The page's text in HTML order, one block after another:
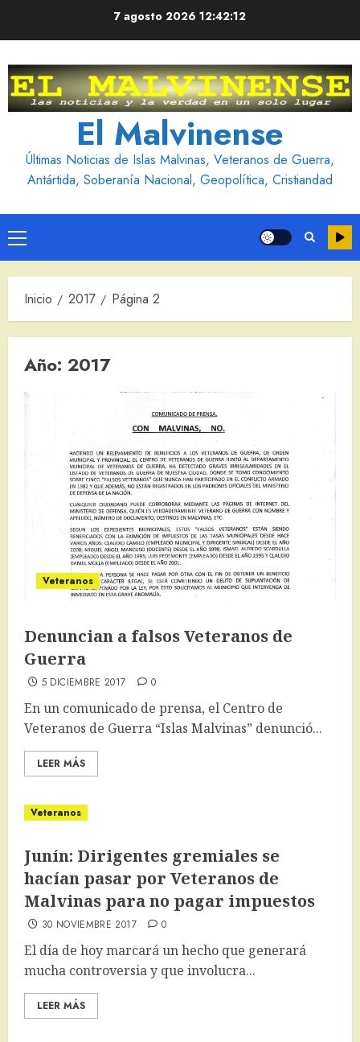
7 agosto 2026 12:42:13
El Malvinense
Últimas Noticias de Islas Malvinas, Veteranos de Guerra,
Antártida, Soberanía Nacional, Geopolítica, Cristiandad
Menú
principal
Inicio 2017 Página 2
Año: 2017
Veteranos
Denuncian a falsos Veteranos de
Guerra
5 DICIEMBRE 2017 0
En un comunicado de prensa, el Centro de
Veteranos de Guerra “Islas Malvinas” denunció...
LEER MÁS
Veteranos
Junín: Dirigentes gremiales se
hacían pasar por Veteranos de
Malvinas para no pagar impuestos
30 NOVIEMBRE 2017 0
El día de hoy marcará un hecho que generará
mucha controversia y que involucra...
LEER MÁS